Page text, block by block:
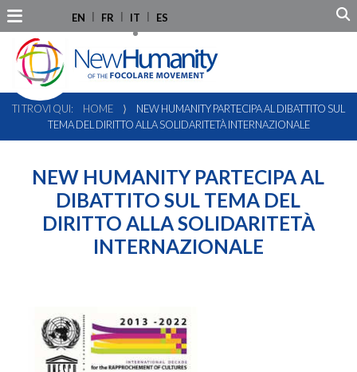
EN FR IT ES
TI TROVI QUI: HOME ⟩
NEW HUMANITY PARTECIPA AL DIBATTITO SUL
TEMA DEL DIRITTO ALLA SOLIDARITETÀ INTERNAZIONALE
NEW HUMANITY PARTECIPA AL
DIBATTITO SUL TEMA DEL
DIRITTO ALLA SOLIDARITETÀ
INTERNAZIONALE